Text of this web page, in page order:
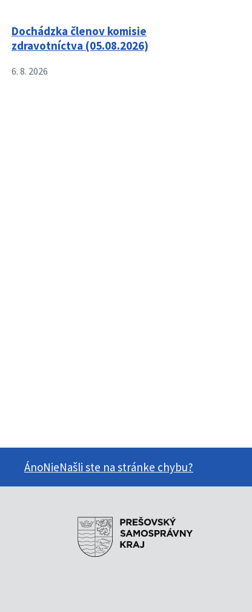
Dochádzka členov komisie
zdravotníctva (05.08.2026)
6. 8. 2026
ÁnoNieNašli ste na stránke chybu?